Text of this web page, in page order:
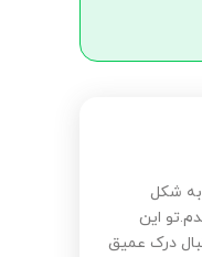
شکل
این
درک عمیق